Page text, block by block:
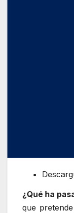
¿Qué ha
que